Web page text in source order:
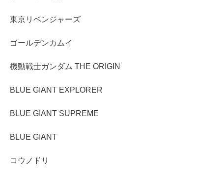
東京リベンジャーズ
ゴールデンカムイ
機動戦士ガンダム THE ORIGIN
BLUE GIANT EXPLORER
BLUE GIANT SUPREME
BLUE GIANT
コウノドリ